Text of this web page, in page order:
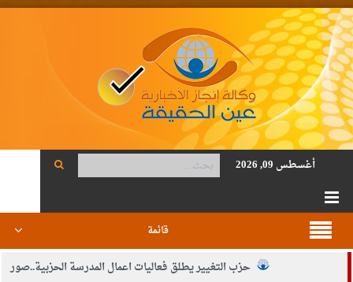
أغسطس 09, 2026
قائمة
حزب التغيير يطلق فعاليات اعمال المدرسة الحزبية..صور